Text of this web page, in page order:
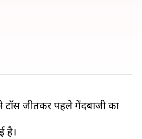
टॉस जीतकर पहले गेंदबाजी का
है।